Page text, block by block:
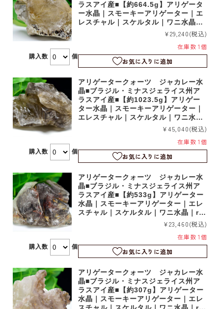
ラスアイ産■【約664.5g】アリゲータ
ー水晶｜スモーキーアリゲーター｜エ
レスチャル｜スケルタル｜ワニ水晶｜r
¥29,240(税込)
在庫数 1個
お気に入りに追加
購入数 個
アリゲータークォーツ ジャカレー水
晶■ブラジル・ミナスジェライス州ア
ラスアイ産■【約1023.5g】アリゲー
ター水晶｜スモーキーアリゲーター｜
エレスチャル｜スケルタル｜ワニ水晶
¥45,040(税込)
在庫数 1個
お気に入りに追加
購入数 個
アリゲータークォーツ ジャカレー水
晶■ブラジル・ミナスジェライス州ア
ラスアイ産■【約533g】アリゲーター
水晶｜スモーキーアリゲーター｜エレ
スチャル｜スケルタル｜ワニ水晶｜rm
¥23,460(税込)
在庫数 1個
お気に入りに追加
購入数 個
アリゲータークォーツ ジャカレー水
晶■ブラジル・ミナスジェライス州ア
ラスアイ産■【約307g】アリゲーター
水晶｜スモーキーアリゲーター｜エレ